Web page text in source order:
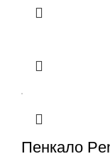
Пенкало